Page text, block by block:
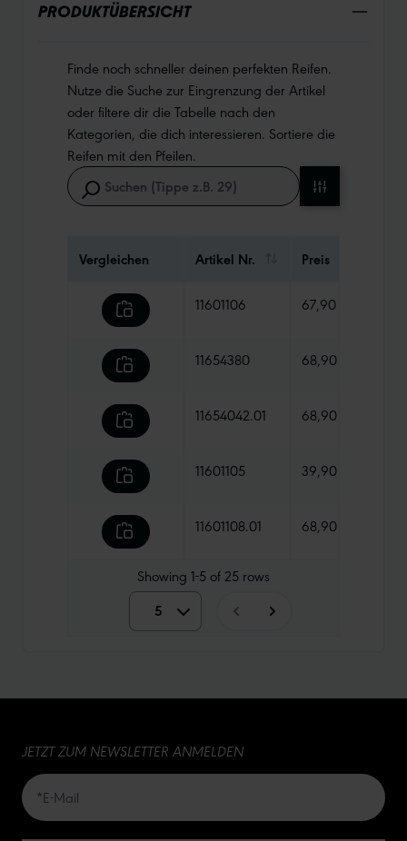
PRODUKTÜBERSICHT
Finde noch schneller deinen perfekten Reifen.
Nutze die Suche zur Eingrenzung der Artikel
oder filtere dir die Tabelle nach den
Kategorien, die dich interessieren. Sortiere die
Reifen mit den Pfeilen.
Vergleichen Artikel Nr. Preis
11601106 67,90 €
11654380 68,90 €
11654042.01 68,90 €
11601105 39,90 €
11601108.01 68,90 €
Showing 1-5of 25 rows
5 5
20
JETZT ZUM NEWSLETTER ANMELDEN